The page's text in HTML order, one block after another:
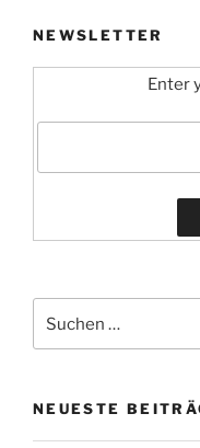
NEWSLETTER
Enter
nach:
NEUESTE